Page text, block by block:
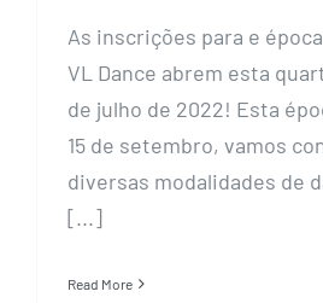
As inscrições para e
VL Dance abrem esta
de julho de 2022! Esta
15 de setembro, vamos
diversas modalidades de
[...]
Read More